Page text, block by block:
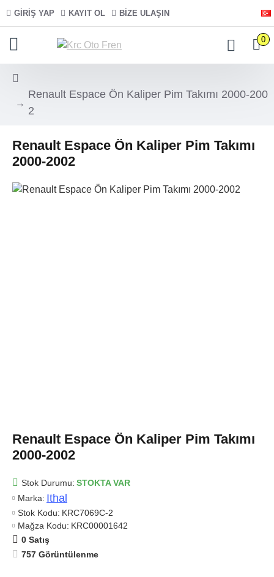
GIRIŞ YAP KAYIT OL BIZE ULAŞIN
0
Renault Espace Ön Kaliper Pim Takımı 2000-200
2
Renault Espace Ön Kaliper Pim Takımı
2000-2002
Renault Espace Ön Kaliper Pim Takımı
2000-2002
Stok Durumu: STOKTA VAR
Marka: Ithal
Stok Kodu: KRC7069C-2
Mağza Kodu: KRC00001642
0 Satış
757 Görüntülenme